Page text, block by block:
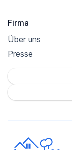
Firma
Über uns
Presse